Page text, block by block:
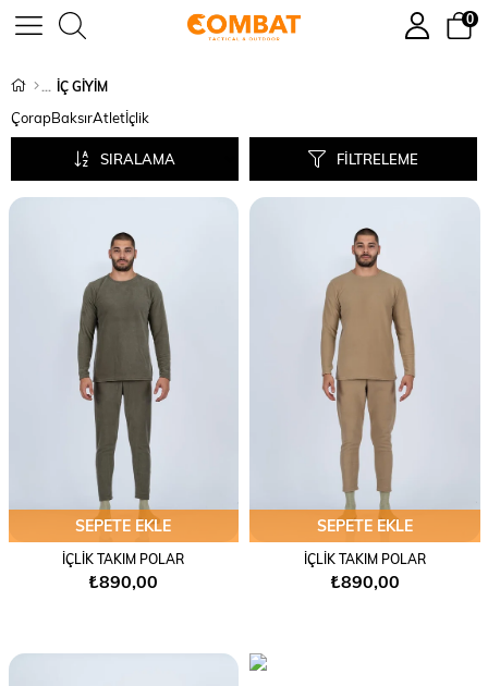
0
İÇ GİYİM
ÇorapBaksırAtletİçlik
FILTRELEME
SIRALAMA
SEPETE EKLE
İÇLİK TAKIM POLAR
₺890,00
SEPETE EKLE
İÇLİK TAKIM POLAR
₺890,00